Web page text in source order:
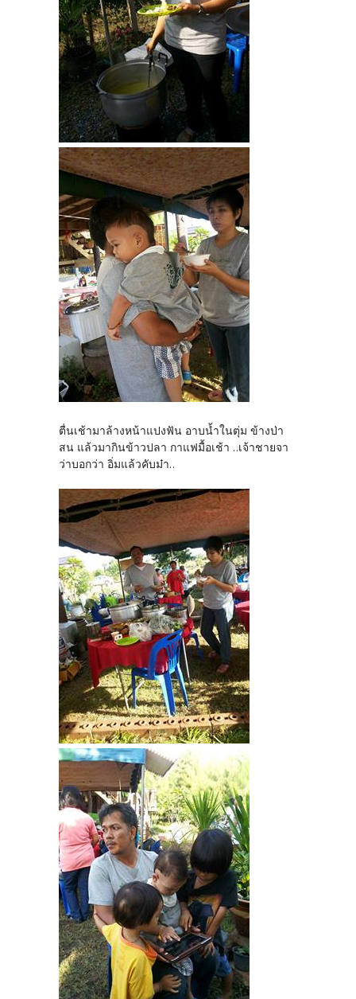
ตื่นเช้ามาล้างหน้าแปงฟัน อาบน้ำในตุ่ม ข้างป่า
สน แล้วมากินข้าวปลา กาแฟมื้อเช้า ..เจ้าชายจา
ว่าบอกว่า อิ่มแล้วคับม๋า..